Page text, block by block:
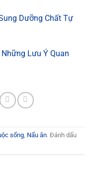
Dưỡng Chất Tự
Lưu Ý Quan
sống, Nấu ăn. Đánh dấu